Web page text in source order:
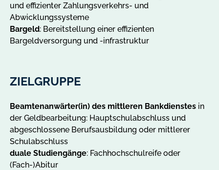
und effizienter Zahlungsverkehrs- und
Abwicklungssysteme
Bargeld: Bereitstellung einer effizienten
Bargeldversorgung und -infrastruktur
ZIELGRUPPE
Beamtenanwärter(in) des mittleren Bankdienstes in
der Geldbearbeitung: Hauptschulabschluss und
abgeschlossene Berufsausbildung oder mittlerer
Schulabschluss
duale Studiengänge: Fachhochschulreife oder
(Fach-)Abitur